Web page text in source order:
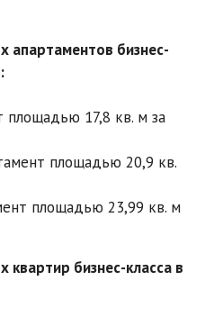
апартаментов бизнес-
площадью 17,8 кв. м за
площадью 20,9 кв.
площадью 23,99 кв. м
квартир бизнес-класса в